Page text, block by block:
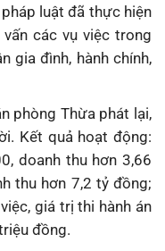
luật đã thực hiện
các vụ việc trong
gia đình, hành chính,
phòng Thừa phát lại,
Kết quả hoạt động:
doanh thu hơn 3,66
thu hơn 7,2 tỷ đồng;
giá trị thi hành án
đồng.